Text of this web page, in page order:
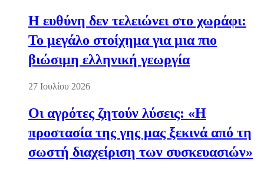
Η ευθύνη δεν τελειώνει στο χωράφι:
Το μεγάλο στοίχημα για μια πιο
βιώσιμη ελληνική γεωργία
27 Ιουλίου 2026
Οι αγρότες ζητούν λύσεις: «Η
προστασία της γης μας ξεκινά από τη
σωστή διαχείριση των συσκευασιών»